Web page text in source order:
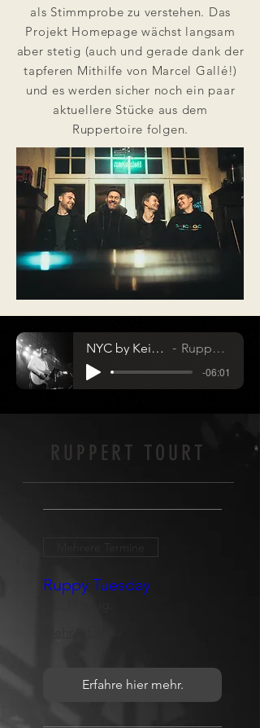
als Stimmprobe zu verstehen. Das
Projekt Homepage wächst langsam
aber stetig (auch und gerade dank der
tapferen Mithilfe von Marcel Gallé!)
und es werden sicher noch ein paar
aktuellere Stücke aus dem
Ruppertoire folgen.
NYC by Keith Caputo Ruppert Spielt
-06:01
RUPPERT TOURT
Ruppy Tuesday
Erfahre hier mehr.